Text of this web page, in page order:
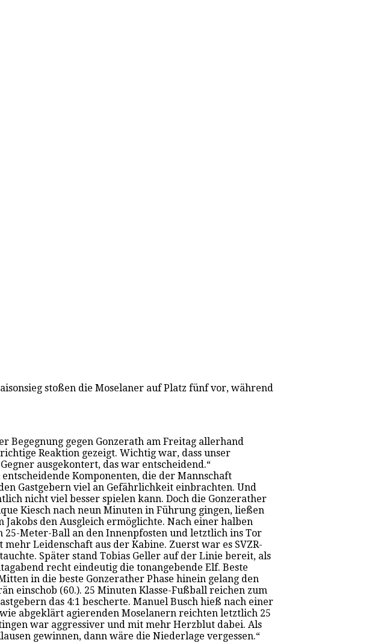
stoßen die Moselaner auf Platz fünf vor, während
Begegnung gegen Gonzerath am Freitag allerhand
Reaktion gezeigt. Wichtig war, dass unser
ausgekontert, das war entscheidend.“
Komponenten, die der Mannschaft
Gastgebern viel an Gefährlichkeit einbrachten. Und
nicht viel besser spielen kann. Doch die Gonzerather
Kiesch nach neun Minuten in Führung gingen, ließen
den Ausgleich ermöglichte. Nach einer halben
Meter-Ball an den Innenpfosten und letztlich ins Tor
Leidenschaft aus der Kabine. Zuerst war es SVZR-
Später stand Tobias Geller auf der Linie bereit, als
recht eindeutig die tonangebende Elf. Beste
in die beste Gonzerather Phase hinein gelang den
einschob (60.). 25 Minuten Klasse-Fußball reichen zum
das 4:1 bescherte. Manuel Busch hieß nach einer
abgeklärt agierenden Moselanern reichten letztlich 25
war aggressiver und mit mehr Herzblut dabei. Als
gewinnen, dann wäre die Niederlage vergessen.“